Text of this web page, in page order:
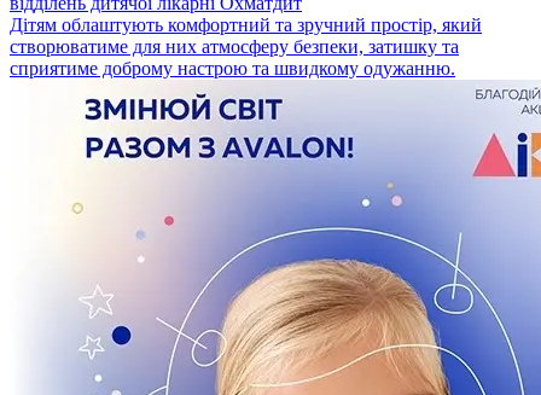
Дітям облаштують комфортний та зручний простір, який
створюватиме для них атмосферу безпеки, затишку та
сприятиме доброму настрою та швидкому одужанню.